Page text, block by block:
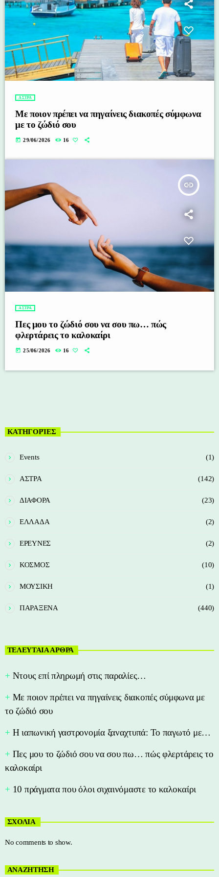
ΑΣΤΡΑ
Με ποιον πρέπει να πηγαίνεις διακοπές σύμφωνα
με το ζώδιό σου
today 29/06/2026 16
insert_link
ΑΣΤΡΑ
Πες μου το ζώδιό σου να σου πω… πώς
φλερτάρεις το καλοκαίρι
today 25/06/2026 16
ΚΑΤΗΓΟΡΊΕΣ
Events (1)
ΑΣΤΡΑ (142)
ΔΙΑΦΟΡΑ (23)
ΕΛΛΑΔΑ (2)
ΕΡΕΥΝΕΣ (2)
ΚΟΣΜΟΣ (10)
ΜΟΥΣΙΚΗ (1)
ΠΑΡΑΞΕΝΑ (440)
ΤΕΛΕΥΤΑΙΑ ΑΡΘΡΑ
Nτους επί πληρωμή στις παραλίες…
Με ποιον πρέπει να πηγαίνεις διακοπές σύμφωνα με
το ζώδιό σου
Η ιαπωνική γαστρονομία ξαναχτυπά: Το παγωτό με…
Πες μου το ζώδιό σου να σου πω… πώς φλερτάρεις το
καλοκαίρι
10 πράγματα που όλοι σιχαινόμαστε το καλοκαίρι
ΣΧΟΛΙΑ
No comments to show.
ΑΝΑΖΗΤΗΣΗ